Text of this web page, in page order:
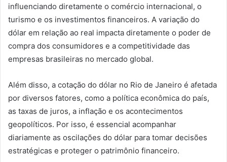
influenciando diretamente o comércio internacional, o
turismo e os investimentos financeiros. A variação do
dólar em relação ao real impacta diretamente o poder de
compra dos consumidores e a competitividade das
empresas brasileiras no mercado global.
Além disso, a cotação do dólar no Rio de Janeiro é afetada
por diversos fatores, como a política econômica do país,
as taxas de juros, a inflação e os acontecimentos
geopolíticos. Por isso, é essencial acompanhar
diariamente as oscilações do dólar para tomar decisões
estratégicas e proteger o patrimônio financeiro.